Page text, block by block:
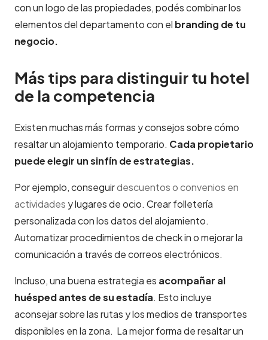
con un logo de las propiedades, podés combinar los
elementos del departamento con el branding de tu
negocio.
Más tips para distinguir tu hotel
de la competencia
Existen muchas más formas y consejos sobre cómo
resaltar un alojamiento temporario. Cada propietario
puede elegir un sinfín de estrategias.
Por ejemplo, conseguirdescuentos o convenios en
actividades y lugares de ocio. Crear folletería
personalizada con los datos del alojamiento.
Automatizar procedimientos de check in o mejorar la
comunicación a través de correos electrónicos.
Incluso, una buena estrategia es acompañar al
huésped antes de su estadía. Esto incluye
aconsejar sobre las rutas y los medios de transportes
disponibles en la zona. La mejor forma de resaltar un